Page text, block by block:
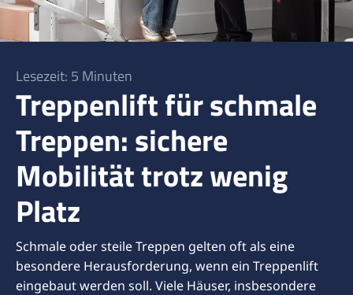
Lesezeit: 5 Minuten
Treppenlift für schmale
Treppen: sichere
Mobilität trotz wenig
Platz
Schmale oder steile Treppen gelten oft als eine
besondere Herausforderung, wenn ein Treppenlift
eingebaut werden soll. Viele Häuser, insbesondere